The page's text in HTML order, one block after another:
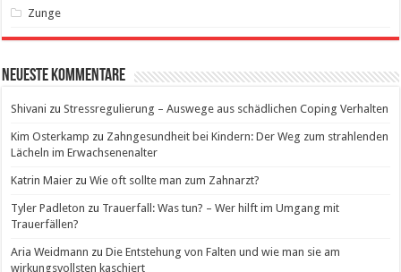
Zunge
Neueste Kommentare
Shivani zuStressregulierung – Auswege aus schädlichen Coping Verhalten
Kim Osterkamp zu Zahngesundheit bei Kindern: Der Weg zum strahlenden
Lächeln im Erwachsenenalter
Katrin Maier zuWie oft sollte man zum Zahnarzt?
Tyler Padleton zu Trauerfall: Was tun? – Wer hilft im Umgang mit
Trauerfällen?
Aria Weidmann zuDie Entstehung von Falten und wie man sie am
wirkungsvollsten kaschiert